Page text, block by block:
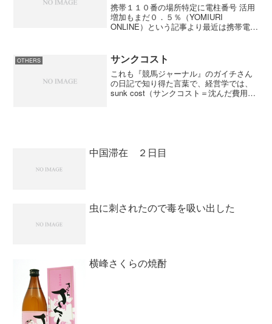
携帯１１０番の場所特定に電柱番号 活用
増加もまだ０．５％（YOMIURI
ONLINE）という記事より最近は携帯電話
て通報場所を特定するまでに時間が掛か
るらしい。そこで...
OTHERS サンクコスト
これも『競馬ジャーナル』のガイチさん
の日記で知り得た言葉で、経営学では、
sunk cost（サンクコスト＝沈んだ費用）
中国滞在 ２日目
虫に刺されたので毒を吸い出した
横峰さくらの焼酎